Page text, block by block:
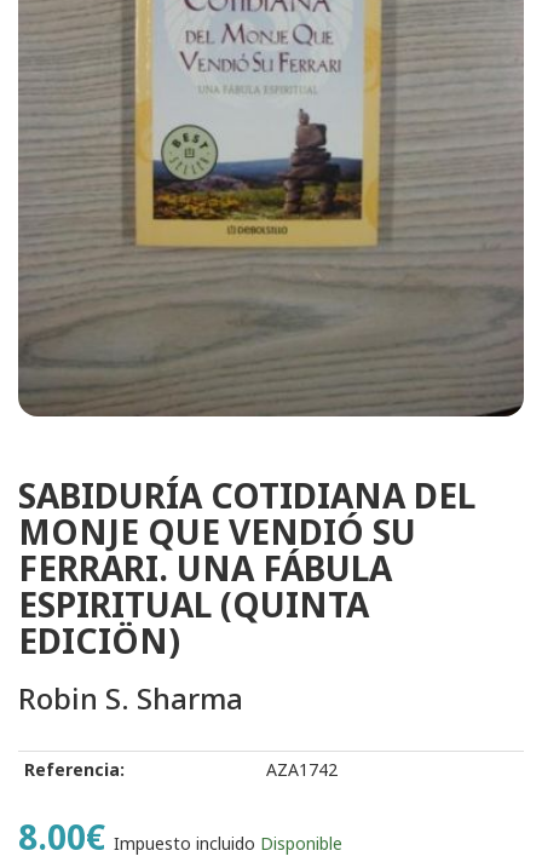
SABIDURÍA COTIDIANA DEL
MONJE QUE VENDIÓ SU
FERRARI. UNA FÁBULA
ESPIRITUAL (QUINTA
EDICIÖN)
Robin S. Sharma
Referencia: AZA1742
8.00€ Impuesto incluido Disponible